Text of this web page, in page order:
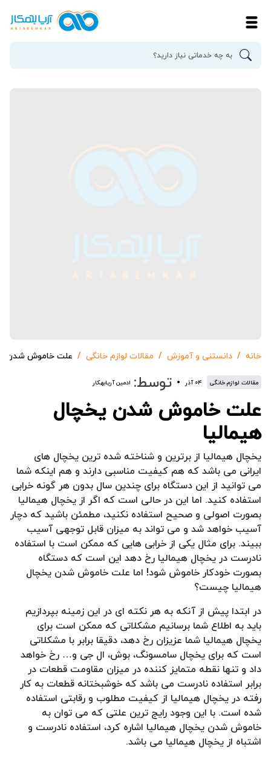
خانه دانستنی و آموزش مقالات لوازم خانگی علت خاموش شدن
مقالات لوازم خانگی ۰۴ آذر توسط: ادمین آریابهکار
علت خاموش شدن یخچال
هیمالیا
یخچال هیمالیا از برترین و شناخته شده ترین یخچال های
ایرانی می باشد که هم کیفیت مناسبی دارند و هم اینکه شما
می توانید از این دستگاه برای چندین سال بدون هر گونه خرابی
استفاده کنید. اما این در حالی است که اگر از یخچال هیمالیا
بصورت اصولی و صحیح استفاده نکنید، مطمئن باشید که دچار
آسیب خواهد شد و می تواند به میزان قابل توجهی آسیب
ببیند. برای مثال یکی از خرابی هایی که ممکن است با استفاده
نادرست در یخچال هیمالیا رخ دهد این است که دستگاه
بصورت خودکار خاموش شود! اما علت خاموش شدن یخچال
هیمالیا چیست؟
در ابتدا پیش از آنکه به هر نکته ای در این زمینه بپردازیم
باید به اطلاع شما برسانیم مشکلاتی که ممکن است برای
یخچال هیمالیا شما عزیزان رخ دهد، دقیقا برابر با مشکلاتی
است که برای یخچال سامسونگ، بوش، ال جی و… رخ خواهد
داد و تنها نقطه متمایز کننده در میزان مقاومت قطعات در
برابر استفاده نادرست می باشد که خوشبختانه قطعات به کار
رفته در یخچال هیمالیا از کیفیت مطلوب و رقابتی استفاده
شده است. با این وجود رایج ترین علتی که می توان به
خاموش شدن یخچال هیمالیا اشاره کرد، استفاده نادرست و
اشتباه از یخچال هیمالیا می باشد.